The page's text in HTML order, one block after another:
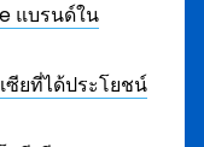
แบรนด์ใน
ยที่ได้ประโยชน์